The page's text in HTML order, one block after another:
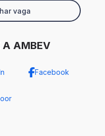
vaga
A AMBEV
Facebook